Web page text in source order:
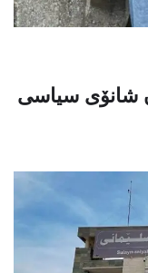
شانۆی سیاسی